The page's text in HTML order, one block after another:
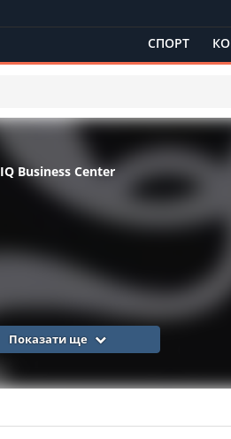
СПОРТ
IQ Business Center
Показати ще